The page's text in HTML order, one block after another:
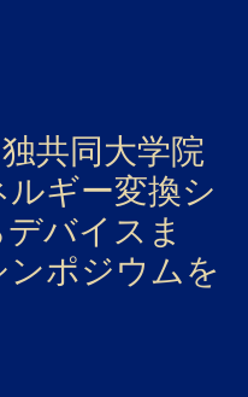
共同大学院
ギー変換シ
バイスま
ポジウムを